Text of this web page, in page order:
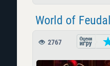
World of Feudal
2767